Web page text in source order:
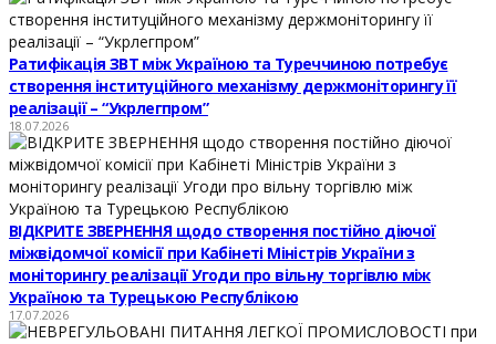
Ратифікація ЗВТ між Україною та Туреччиною потребує
створення інституційного механізму держмоніторингу її
реалізації – “Укрлегпром”
18.07.2026
ВІДКРИТЕ ЗВЕРНЕННЯ щодо створення постійно діючої
міжвідомчої комісії при Кабінеті Міністрів України з
моніторингу реалізації Угоди про вільну торгівлю між
Україною та Турецькою Республікою
17.07.2026